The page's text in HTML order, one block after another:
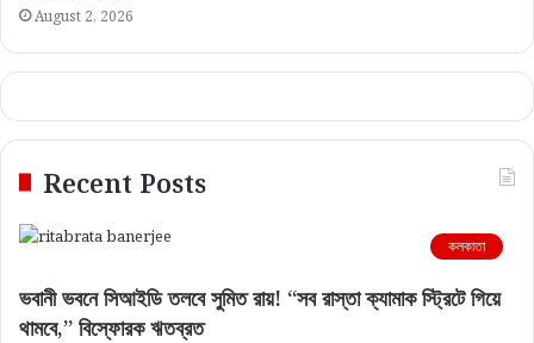
August 2, 2026
Recent Posts
কলকাতা
ভবানী ভবনে সিআইডি তলবে সুমিত রায়! “সব রাস্তা ক্যামাক স্ট্রিটে গিয়ে
থামবে,” বিস্ফোরক ঋতব্রত